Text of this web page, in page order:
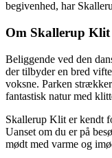
begivenhed, har
Om Skallerup Klit
Beliggende ved den
der tilbyder en bred
voksne. Parken
fantastisk natur med
Skallerup Klit er kendt
Uanset om du er på
mødt med varme og